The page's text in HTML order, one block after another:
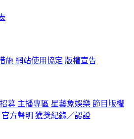
施 網站使用協定 版權宣告
募 主播專區 星藝象娛樂 節目版權
官方聲明 獲獎紀錄／認證